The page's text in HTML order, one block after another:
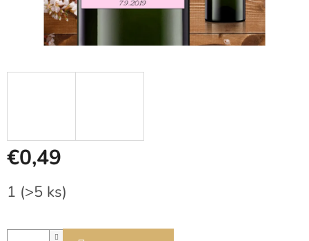
€0,49
cena:
1 (>5 ks)